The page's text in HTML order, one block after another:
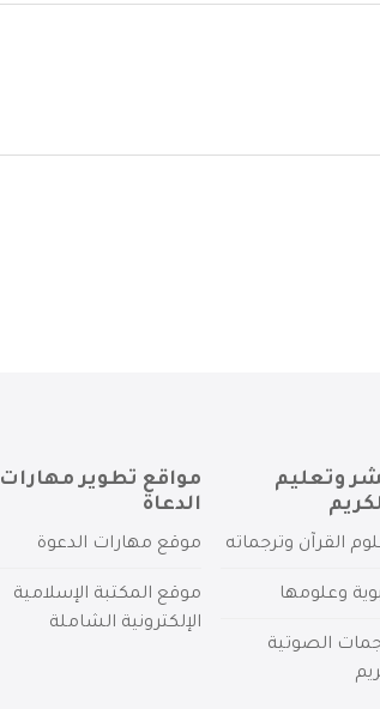
وتعليم
القرآن وترجماته
وعلومها
الصوتية
مواقع تطوير مهارات
الدعاة
موقع مهارات الدعوة
موقع المكتبة الإسلامية
الإلكترونية الشاملة